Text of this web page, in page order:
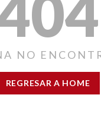
NO
REGRESAR A HOME